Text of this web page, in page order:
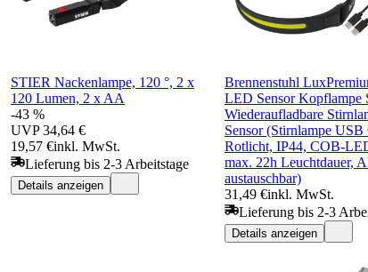
STIER Nackenlampe, 120 °, 2 x
120 Lumen, 2 x AA
-43 %
UVP 34,64 €
19,57 €inkl. MwSt.
Lieferung bis 2-3 Arbeitstage
Details anzeigen
Brennenstuhl
LED Sensor Kopflampe
Wiederaufladbare
Sensor (Stirnlampe USB
Rotlicht, IP44, COB-
max. 22h Leuchtdauer,
austauschbar)
31,49 €inkl. MwSt.
Lieferung bis 2-3
Details anzeigen